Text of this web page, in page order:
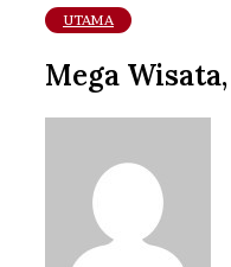
UTAMA
Mega